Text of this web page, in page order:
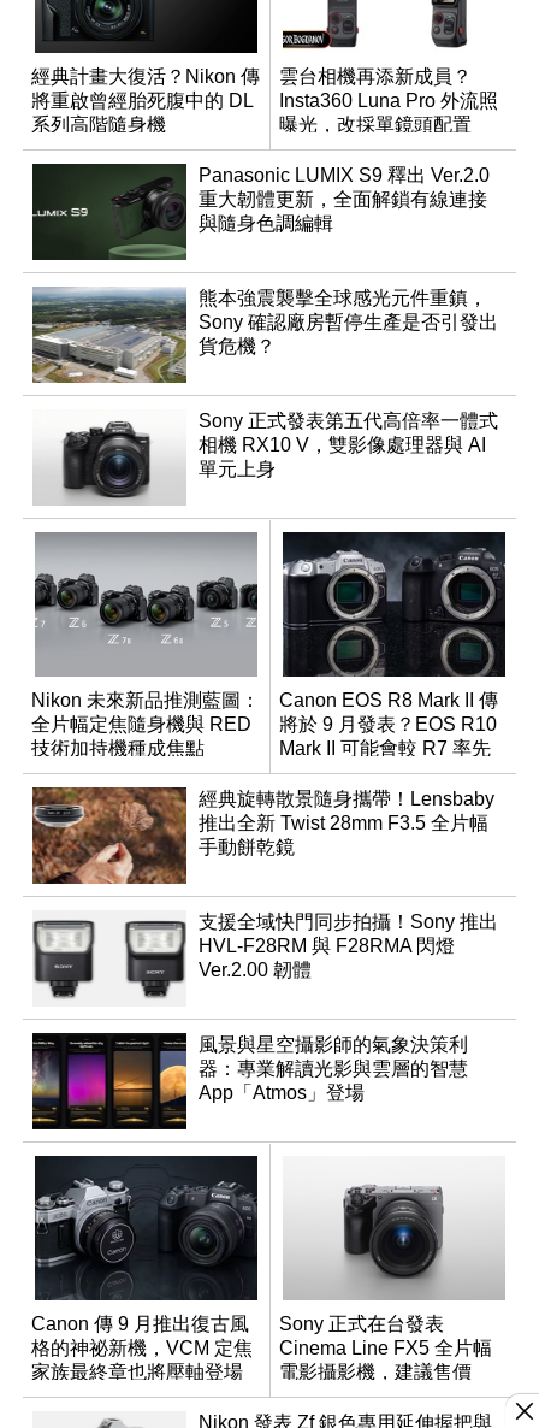
經典計畫大復活？Nikon 傳
將重啟曾經胎死腹中的 DL
系列高階隨身機
雲台相機再添新成員？
Insta360 Luna Pro 外流照
曝光，改採單鏡頭配置
Panasonic LUMIX S9 釋出 Ver.2.0
重大韌體更新，全面解鎖有線連接
與隨身色調編輯
熊本強震襲擊全球感光元件重鎮，
Sony 確認廠房暫停生產是否引發出
貨危機？
Sony 正式發表第五代高倍率一體式
相機 RX10 V，雙影像處理器與 AI
單元上身
Nikon 未來新品推測藍圖：
全片幅定焦隨身機與 RED
技術加持機種成焦點
Canon EOS R8 Mark II 傳
將於 9 月發表？EOS R10
Mark II 可能會較 R7 率先
推出
經典旋轉散景隨身攜帶！Lensbaby
推出全新 Twist 28mm F3.5 全片幅
手動餅乾鏡
支援全域快門同步拍攝！Sony 推出
HVL-F28RM 與 F28RMA 閃燈
Ver.2.00 韌體
風景與星空攝影師的氣象決策利
器：專業解讀光影與雲層的智慧
App「Atmos」登場
Canon 傳 9 月推出復古風
格的神祕新機，VCM 定焦
家族最終章也將壓軸登場
Sony 正式在台發表
Cinema Line FX5 全片幅
電影攝影機，建議售價
NT$144,980
Nikon 發表 Zf 銀色專用延伸握把與